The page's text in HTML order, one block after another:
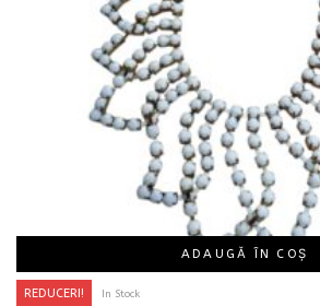
ADAUGĂ ÎN COȘ
REDUCERI! In Stock